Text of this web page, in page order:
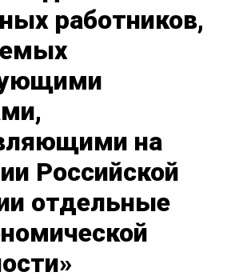
работников,
на
Российской
отдельные